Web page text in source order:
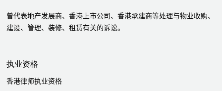
曾代表地产发展商、香港上市公司、香港承建商等处理与物业收购、
建设、管理、装修、租赁有关的诉讼。
执业资格
香港律师执业资格